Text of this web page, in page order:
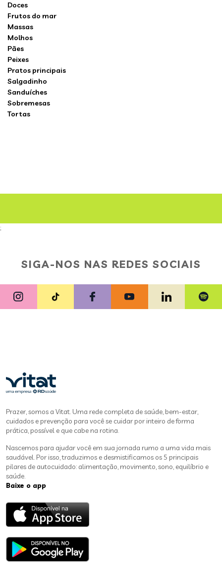
Doces
Frutos do mar
Massas
Molhos
Pães
Peixes
Pratos principais
Salgadinho
Sanduíches
Sobremesas
Tortas
;
SIGA-NOS NAS REDES SOCIAIS
Prazer, somos a Vitat. Uma rede completa de saúde, bem-estar,
cuidados e prevenção para você se cuidar por inteiro de forma
prática, possível e que cabe na rotina.
Nascemos para ajudar você em sua jornada rumo a uma vida mais
saudável. Por isso, traduzimos e desmistificamos os 5 principais
pilares de autocuidado: alimentação, movimento, sono, equilíbrio e
saúde.
Baixe o app